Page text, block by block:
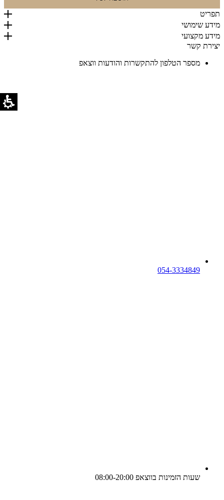
₪1,898.
₪999.
תפריט
מידע שימושי
מידע מקצועי
יצירת קשר
מספר הטלפון להתקשרות והודעות ווצאפ
054-3334849
שעות הזמינות בווצאפ 08:00-20:00